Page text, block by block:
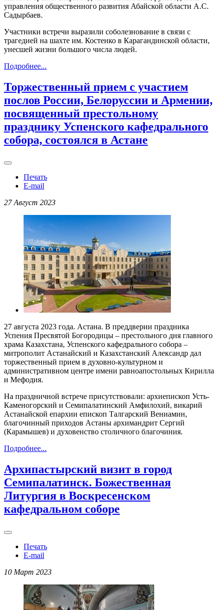
управления общественного развития Абайской области А.С.
Садырбаев.
Участники встречи выразили соболезнование в связи с
трагедией на шахте им. Костенко в Карагандинской области,
унесшей жизни большого числа людей.
Подробнее...
Торжественный прием с участием
послов России, Белоруссии и Армении,
посвященный престольному
празднику Успенского кафедрального
собора, состоялся в Астане
Печать
E-mail
27 Август 2023
27 августа 2023 года. Астана. В преддверии праздника
Успения Пресвятой Богородицы – престольного дня главного
храма Казахстана, Успенского кафедрального собора –
митрополит Астанайский и Казахстанский Александр дал
торжественный прием в духовно-культурном и
административном центре имени равноапостольных Кирилла
и Мефодия.
На праздничной встрече присутствовали: архиепископ Усть-
Каменогорский и Семипалатинский Амфилохий, викарий
Астанайской епархии епископ Талгарский Вениамин,
благочинный приходов Астаны архимандрит Сергий
(Карамышев) и духовенство столичного благочиния.
Подробнее...
Архипастырский визит в город
Семипалатинск. Божественная
Литургия в Воскресенском
кафедральном соборе
Печать
E-mail
10 Март 2023